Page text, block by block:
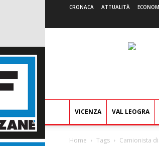
CRONACA ATTUALITÀ
VICENZA VAL LEOGRA
Home Tags Camionista